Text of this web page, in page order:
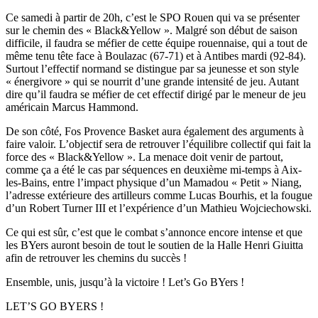
Ce samedi à partir de 20h, c’est le SPO Rouen qui va se présenter
sur le chemin des « Black&Yellow ». Malgré son début de saison
difficile, il faudra se méfier de cette équipe rouennaise, qui a tout de
même tenu tête face à Boulazac (67-71) et à Antibes mardi (92-84).
Surtout l’effectif normand se distingue par sa jeunesse et son style
« énergivore » qui se nourrit d’une grande intensité de jeu. Autant
dire qu’il faudra se méfier de cet effectif dirigé par le meneur de jeu
américain Marcus Hammond.
De son côté, Fos Provence Basket aura également des arguments à
faire valoir. L’objectif sera de retrouver l’équilibre collectif qui fait la
force des « Black&Yellow ». La menace doit venir de partout,
comme ça a été le cas par séquences en deuxième mi-temps à Aix-
les-Bains, entre l’impact physique d’un Mamadou « Petit » Niang,
l’adresse extérieure des artilleurs comme Lucas Bourhis, et la fougue
d’un Robert Turner III et l’expérience d’un Mathieu Wojciechowski.
Ce qui est sûr, c’est que le combat s’annonce encore intense et que
les BYers auront besoin de tout le soutien de la Halle Henri Giuitta
afin de retrouver les chemins du succès !
Ensemble, unis, jusqu’à la victoire ! Let’s Go BYers !
LET’S GO BYERS !